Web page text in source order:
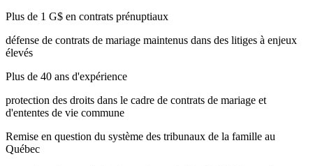
Plus de 1 G$ en contrats prénuptiaux
défense de contrats de mariage maintenus dans des litiges à enjeux
élevés
Plus de 40 ans d'expérience
protection des droits dans le cadre de contrats de mariage et
d'ententes de vie commune
Remise en question du système des tribunaux de la famille au
Québec